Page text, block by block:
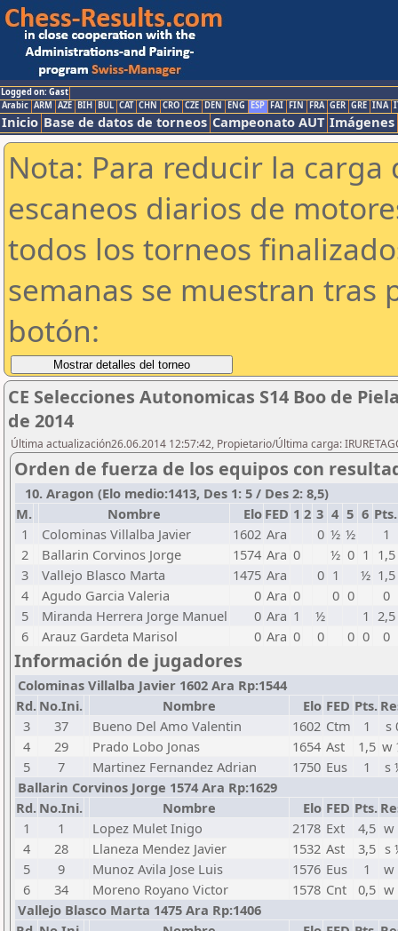
Logged on: Gast
Arabic ARM AZE BIH BUL CAT CHN CRO CZE DEN ENG ESP FAI FIN FRA GER GRE INA
Inicio Base de datos de torneos Campeonato AUT Imágenes
Nota: Para reducir la
escaneos diarios de
todos los torneos
semanas se muestran tras
botón:
CE Selecciones Autonomicas S14 Boo de
de 2014
Última actualización26.06.2014 12:57:42, Propietario/Última carga:
Orden de fuerza de los equipos con
10. Aragon (Elo medio:1413, Des 1: 5 / Des 2: 8,5)
M.
Nombre Elo FED 1 2 3 4 5 6 Pts.
1
Colominas Villalba Javier 1602 Ara 0 ½ ½
1
2
Ballarin Corvinos Jorge 1574 Ara 0 ½ 0 1 1,5
3
Vallejo Blasco Marta 1475 Ara 0 1 ½ 1,5
4
Agudo Garcia Valeria 0 Ara 0 0 0
0
5
Miranda Herrera Jorge Manuel 0 Ara 1 ½ 1 2,5
6
Arauz Gardeta Marisol 0 Ara 0 0 0 0 0
Información de jugadores
Colominas Villalba Javier 1602 Ara Rp:1544
Rd. No.Ini. Nombre Elo FED Pts.
3
37 Bueno Del Amo Valentin 1602 Ctm 1
s
4
29 Prado Lobo Jonas 1654 Ast 1,5 w
5
7 Martinez Fernandez Adrian 1750 Eus 1
s
Ballarin Corvinos Jorge 1574 Ara Rp:1629
Rd. No.Ini. Nombre Elo FED Pts.
1
1 Lopez Mulet Inigo 2178 Ext 4,5 w
4
28 Llaneza Mendez Javier 1532 Ast 3,5 s
5
9 Munoz Avila Jose Luis 1576 Eus 1
w
6
34 Moreno Royano Victor 1578 Cnt 0,5 w
Vallejo Blasco Marta 1475 Ara Rp:1406